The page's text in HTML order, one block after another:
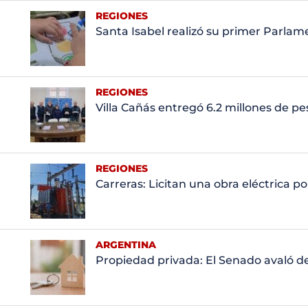
REGIONES
Santa Isabel realizó su primer
REGIONES
Villa Cañás entregó 6.2 millones de
REGIONES
Carreras: Licitan una obra eléctrica
ARGENTINA
Propiedad privada: El Senado avaló